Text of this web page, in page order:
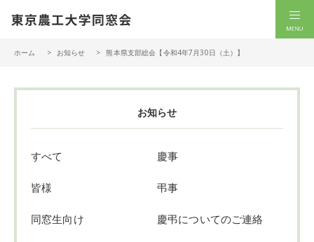
ホーム お知らせ 熊本県支部総会【令和4年7月30日（土）】
お知らせ
すべて
皆様
同窓生向け
慶事
弔事
慶弔についてのご連絡